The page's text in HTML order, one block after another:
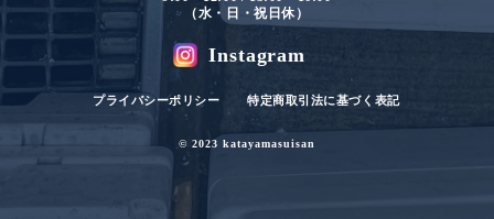
（水・日・祝日休）
Instagram
プライバシーポリシー 特定商取引法に基づく表記
© 2023 katayamasuisan